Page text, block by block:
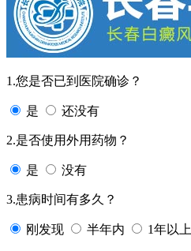
1.您是否已到医院确诊？
是 还没有
2.是否使用外用药物？
是 没有
3.患病时间有多久？
刚发现 半年内 1年以上